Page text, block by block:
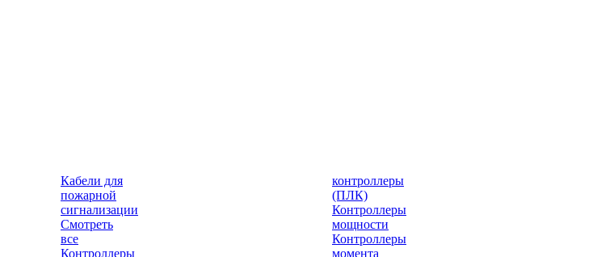
Кабели для
пожарной
сигнализации
Смотреть
все
Контроллеры
контроллеры
(ПЛК)
Контроллеры
мощности
Контроллеры
момента